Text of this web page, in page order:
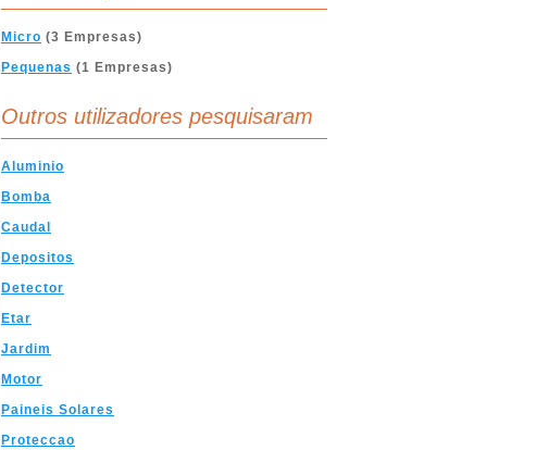
Micro (3 Empresas)
Pequenas (1 Empresas)
Outros utilizadores pesquisaram
Aluminio
Bomba
Caudal
Depositos
Detector
Etar
Jardim
Motor
Paineis Solares
Proteccao